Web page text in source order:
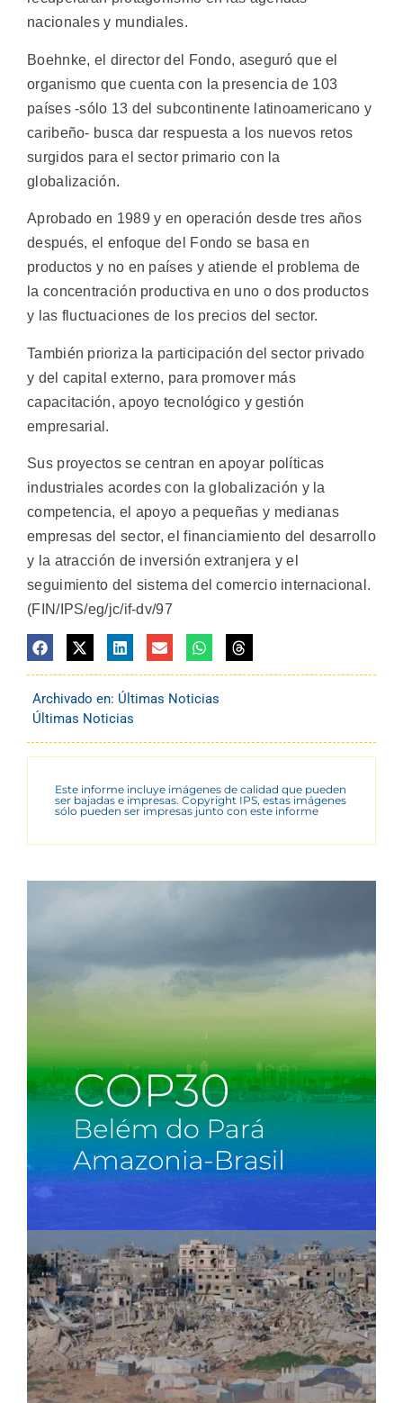
nacionales y mundiales.
Boehnke, el director del Fondo, aseguró que el
organismo que cuenta con la presencia de 103
países -sólo 13 del subcontinente latinoamericano y
caribeño- busca dar respuesta a los nuevos retos
surgidos para el sector primario con la
globalización.
Aprobado en 1989 y en operación desde tres años
después, el enfoque del Fondo se basa en
productos y no en países y atiende el problema de
la concentración productiva en uno o dos productos
y las fluctuaciones de los precios del sector.
También prioriza la participación del sector privado
y del capital externo, para promover más
capacitación, apoyo tecnológico y gestión
empresarial.
Sus proyectos se centran en apoyar políticas
industriales acordes con la globalización y la
competencia, el apoyo a pequeñas y medianas
empresas del sector, el financiamiento del desarrollo
y la atracción de inversión extranjera y el
seguimiento del sistema del comercio internacional.
(FIN/IPS/eg/jc/if-dv/97
Archivado en: Últimas Noticias
Últimas Noticias
Este informe incluye imágenes de calidad que pueden
ser bajadas e impresas. Copyright IPS, estas imágenes
sólo pueden ser impresas junto con este informe